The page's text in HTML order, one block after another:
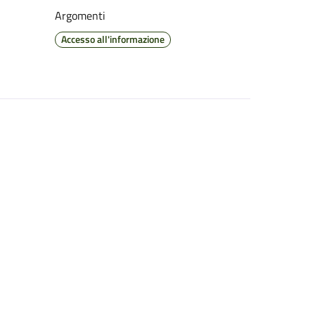
Argomenti
Accesso all'informazione